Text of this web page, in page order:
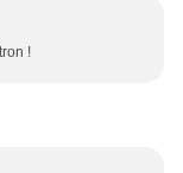
!